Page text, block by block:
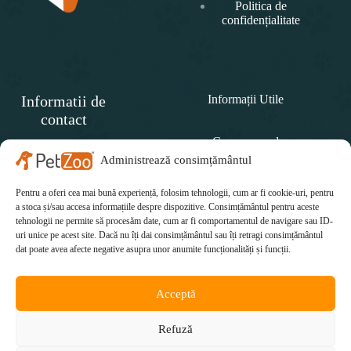
Administrează consimțământul
Pentru a oferi cea mai bună experiență, folosim tehnologii, cum ar fi cookie-uri, pentru
a stoca și/sau accesa informațiile despre dispozitive. Consimțământul pentru aceste
tehnologii ne permite să procesăm date, cum ar fi comportamentul de navigare sau ID-
uri unice pe acest site. Dacă nu îți dai consimțământul sau îți retragi consimțământul
dat poate avea afecte negative asupra unor anumite funcționalități și funcții.
Acceptă
Refuză
Politica de
confidențialitate
Informatii de
contact
PET
Telefon:
0771 415 812
Email:
Informații Utile
Cum comand
Politica de retur
Cum plătesc
Cum se livrează